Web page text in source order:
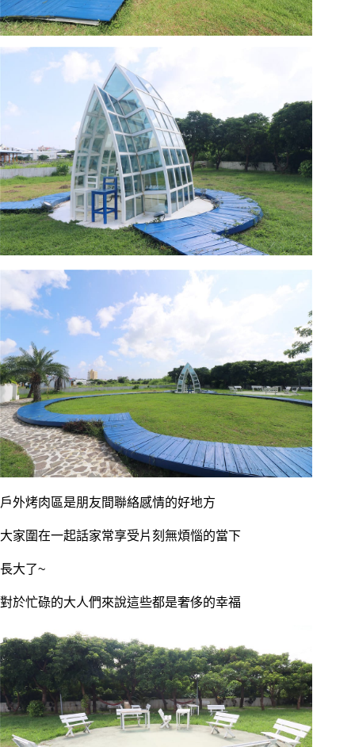
戶外烤肉區是朋友間聯絡感情的好地方
大家圍在一起話家常享受片刻無煩惱的當下
長大了~
對於忙碌的大人們來說這些都是奢侈的幸福